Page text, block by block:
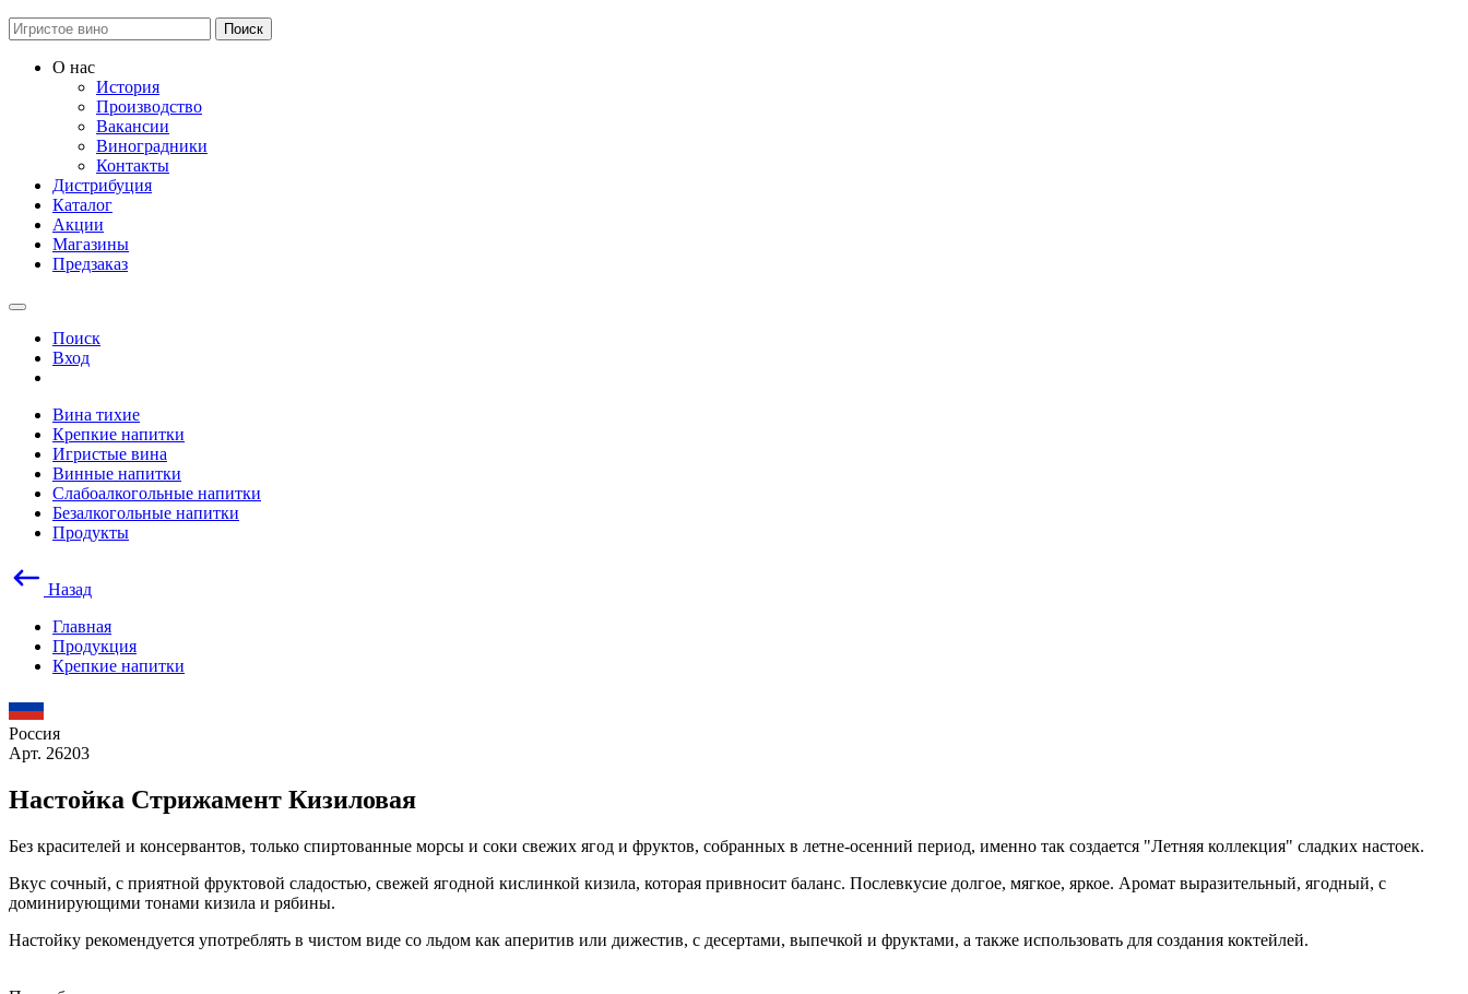
Поиск
О нас
История
Производство
Вакансии
Виноградники
Контакты
Дистрибуция
Каталог
Акции
Магазины
Предзаказ
Поиск
Вход
Вина тихие
Крепкие напитки
Игристые вина
Винные напитки
Слабоалкогольные напитки
Безалкогольные напитки
Продукты
Назад
Главная
Продукция
Крепкие напитки
Россия
Арт. 26203
Настойка Стрижамент Кизиловая
Без красителей и консервантов, только спиртованные морсы и соки свежих ягод и фруктов, собранных в летне-осенний период, именно так создается "Летняя коллекция" сладких настоек.
Вкус сочный, с приятной фруктовой сладостью, свежей ягодной кислинкой кизила, которая привносит баланс. Послевкусие долгое, мягкое, яркое. Аромат выразительный, ягодный, с
доминирующими тонами кизила и рябины.
Настойку рекомендуется употреблять в чистом виде со льдом как аперитив или дижестив, с десертами, выпечкой и фруктами, а также использовать для создания коктейлей.